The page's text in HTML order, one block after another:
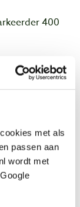
met als
passen aan
wordt met
400